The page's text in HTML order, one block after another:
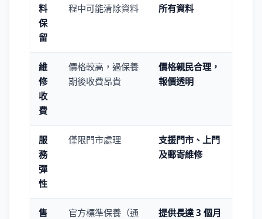
料
保
留
程中可能清除資料
所有資料
維
修
收
費
價格較高，過保養
期後收費昂貴
價格親民合理，
報價透明
服
務
彈
性
僅限門市處理
支援門市、上門
及郵寄維修
售
官方標準保養（通
提供長達 3 個月